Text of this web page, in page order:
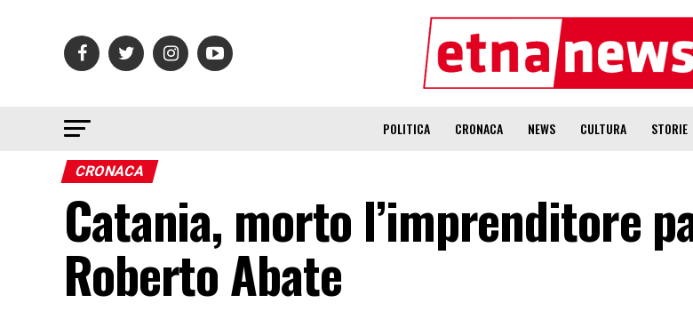
POLITICA CRONACA NEWS CULTURA STORIE
CRONACA
Catania, morto l’imprenditore
Roberto Abate